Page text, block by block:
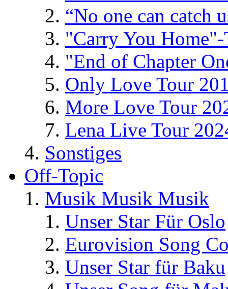
“No one can catch
"Carry You
"End of Chapter
Only Love Tour
More Love Tour
Lena Live Tour
Sonstiges
Off-Topic
Musik Musik Musik
Unser Star Für Oslo
Eurovision Song
Unser Star für Baku